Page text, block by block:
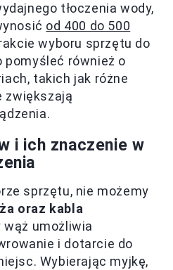
tłoczenia wody,
od 400 do 500
wyboru sprzętu do
również o
takich jak różne
zwiększają
i ich znaczenie w
sprzętu, nie możemy
oraz kabla
wąż umożliwia
i dotarcie do
Wybierając myjkę,